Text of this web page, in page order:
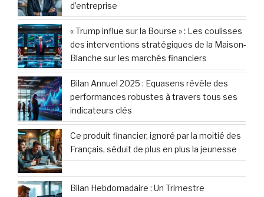
d’entreprise
« Trump influe sur la Bourse » : Les coulisses
des interventions stratégiques de la Maison-
Blanche sur les marchés financiers
Bilan Annuel 2025 : Equasens révèle des
performances robustes à travers tous ses
indicateurs clés
Ce produit financier, ignoré par la moitié des
Français, séduit de plus en plus la jeunesse
Bilan Hebdomadaire : Un Trimestre